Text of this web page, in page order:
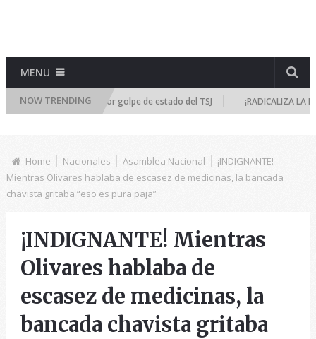
MENU
NOW TRENDING
de emergencia por golpe de estado del TSJ ¡RADICALIZA LA
Home Nacionales Asamblea Nacional
¡INDIGNANTE!
Mientras Olivares hablaba de escasez de medicinas, la bancada
chavista gritaba “eso es pura paja”
¡INDIGNANTE! Mientras
Olivares hablaba de
escasez de medicinas, la
bancada chavista gritaba